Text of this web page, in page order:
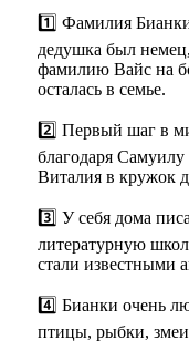
1️⃣ Фамилия
дедушка был
фамилию Вайс на
осталась в семье.
2️⃣ Первый шаг в
благодаря
Виталия в кружок
3️⃣ У себя дома
литературную
стали известными
4️⃣ Бианки очень
птицы, рыбки,